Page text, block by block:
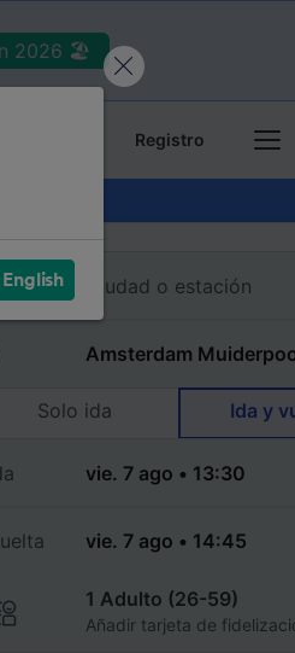
2026 🏖️
Registro
Solo ida Ida y
1 Adulto (26-59)
Añadir tarjeta de